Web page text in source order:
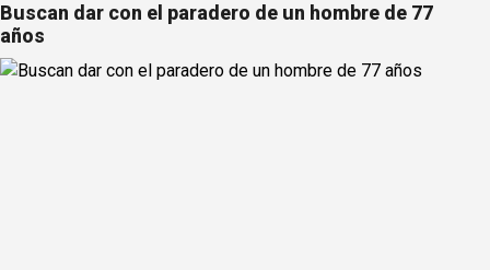
Buscan dar con el paradero de un hombre de 77
años